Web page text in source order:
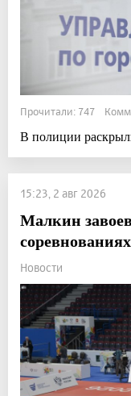
Прочитали: 747
В полиции
15:23, 2 авг 2026
Малкин
Новости